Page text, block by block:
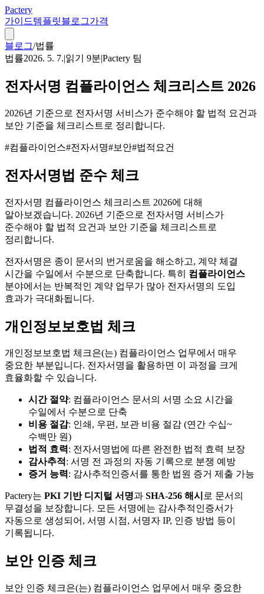
Pactery
가이드템플릿블로그가격
블로그/법률
법률2026. 5. 7.|읽기 9분|Pactery 팀
전자서명 컴플라이언스 체크리스트 2026
2026년 기준으로 전자서명 서비스가 준수해야 할 법적 요건과
보안 기준을 체크리스트로 정리합니다.
#컴플라이언스#전자서명#보안#법적요건
전자서명법 준수 체크
전자서명 컴플라이언스 체크리스트 2026에 대해
알아보겠습니다. 2026년 기준으로 전자서명 서비스가
준수해야 할 법적 요건과 보안 기준을 체크리스트로
정리합니다.
전자서명은 종이 문서의 번거로움을 해소하고, 계약 체결
시간을 수일에서 수분으로 단축합니다. 특히 컴플라이언스
분야에서는 반복적인 계약 업무가 많아 전자서명의 도입
효과가 극대화됩니다.
개인정보보호법 체크
개인정보보호법 체크은(는) 컴플라이언스 업무에서 매우
중요한 부분입니다. 전자서명을 활용하면 이 과정을 크게
효율화할 수 있습니다.
시간 절약: 컴플라이언스 문서의 서명 소요 시간을
수일에서 수분으로 단축
비용 절감: 인쇄, 우편, 보관 비용 절감 (연간 수십~
수백만 원)
법적 효력: 전자서명법에 따른 완전한 법적 효력 보장
감사추적 : 서명 전 과정의 자동 기록으로 분쟁 예방
증거 능력: 감사추적인증서를 통한 법원 증거 제출 가능
Pactery는 PKI 기반 디지털 서명과 SHA-256 해시 로 문서의
무결성을 보장합니다. 모든 서명에는 감사추적인증서가
자동으로 생성되어, 서명 시점, 서명자 IP, 인증 방법 등이
기록됩니다.
보안 인증 체크
보안 인증 체크은(는) 컴플라이언스 업무에서 매우 중요한